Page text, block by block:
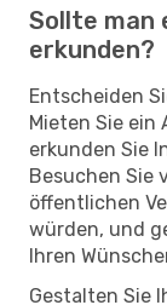
Sollte man
erkunden?
Entscheiden
Mieten Sie
erkunden Sie
Besuchen Sie
öffentlichen
würden, und
Ihren
Gestalten Sie